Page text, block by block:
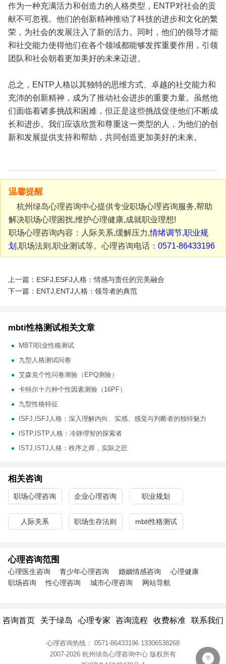
作为一种充满活力和创造力的人格类型，ENTP对社会的贡
献不可忽视。他们的创新精神推动了科技的进步和文化的繁
荣，为社会的发展注入了新的活力。同时，他们的领导才能
和社交能力使得他们在各个领域都能够发挥重要作用，引领
团队和社会朝着更加美好的未来迈进。
总之，ENTP人格以其独特的思维方式、卓越的社交能力和
充沛的创新精神，成为了推动社会进步的重要力量。虽然他
们面临着诸多挑战和困难，但正是这些挑战促使他们不断成
长和进步。我们应该欣赏和尊重这一类型的人，为他们的创
新和发展提供支持和帮助，共同创造更加美好的未来。
温馨提醒
杭州绿岛心理咨询中心提供专业职场心理咨询服务,帮助
解决职场心理困扰,维护心理健康,成就职业理想!
职场心理咨询内容：人际关系,缓解压力,情绪调节,职业规
划 ,职场法则,职业测试等。心理咨询电话： 0571-86433196
上一篇：ESFJ,ESFJ人格：情感与责任的完美融合
下一篇：ENTJ,ENTJ人格：领导者的典范
mbti性格测试相关文章
MBTI职业性格测试
九型人格测试问卷
艾森克个性问卷测验（EPQ测验）
卡特尔十六种个性因素测验（16PF）
九型性格特征
ISFJ,ISFJ人格：深入理解内向、实感、感觉与判断者的独特魅力
ISTP,ISTP人格：冷静理智的探索者
ISTJ,ISTJ人格：秩序之师，实际之匠
相关咨询
职场心理咨询 企业心理咨询 职业规划
人际关系 职场生存法则 mbti性格测试
心理咨询范围
心理医生咨询 青少年心理咨询 婚姻情感咨询
心理健康
职场咨询
性心理咨询 城市心理咨询 网站导航
咨询首页 关于绿岛 心理专家 咨询流程 收费标准 联系我们
心理咨询热线： 0571-86433196 13306538268
2007-2026 杭州绿岛心理咨询中心 版权所有